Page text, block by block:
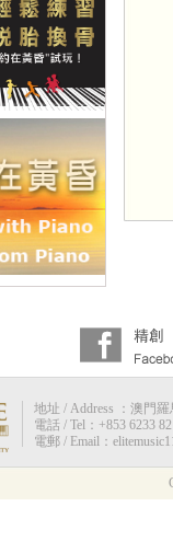
地址 / Address ：澳門
電話 / Tel：+853 6233
電郵 / Email：